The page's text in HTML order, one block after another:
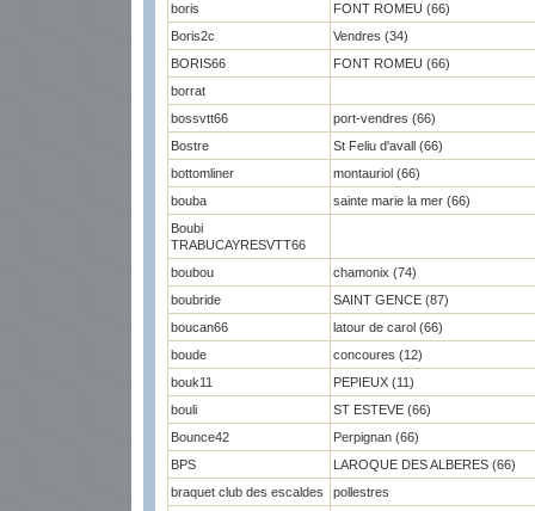
boris
FONT ROMEU (66)
Boris2c
Vendres (34)
BORIS66
FONT ROMEU (66)
borrat
bossvtt66
port-vendres (66)
Bostre
St Feliu d'avall (66)
bottomliner
montauriol (66)
bouba
sainte marie la mer (66)
Boubi
TRABUCAYRESVTT66
boubou
chamonix (74)
boubride
SAINT GENCE (87)
boucan66
latour de carol (66)
boude
concoures (12)
bouk11
PEPIEUX (11)
bouli
ST ESTEVE (66)
Bounce42
Perpignan (66)
BPS
LAROQUE DES ALBERES (66)
braquet club des escaldes
pollestres